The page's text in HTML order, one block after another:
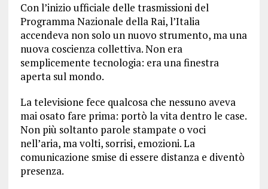
Con l’inizio ufficiale delle trasmissioni del
Programma Nazionale della Rai, l’Italia
accendeva non solo un nuovo strumento, ma una
nuova coscienza collettiva. Non era
semplicemente tecnologia: era una finestra
aperta sul mondo.
La televisione fece qualcosa che nessuno aveva
mai osato fare prima: portò la vita dentro le case.
Non più soltanto parole stampate o voci
nell’aria, ma volti, sorrisi, emozioni. La
comunicazione smise di essere distanza e diventò
presenza.